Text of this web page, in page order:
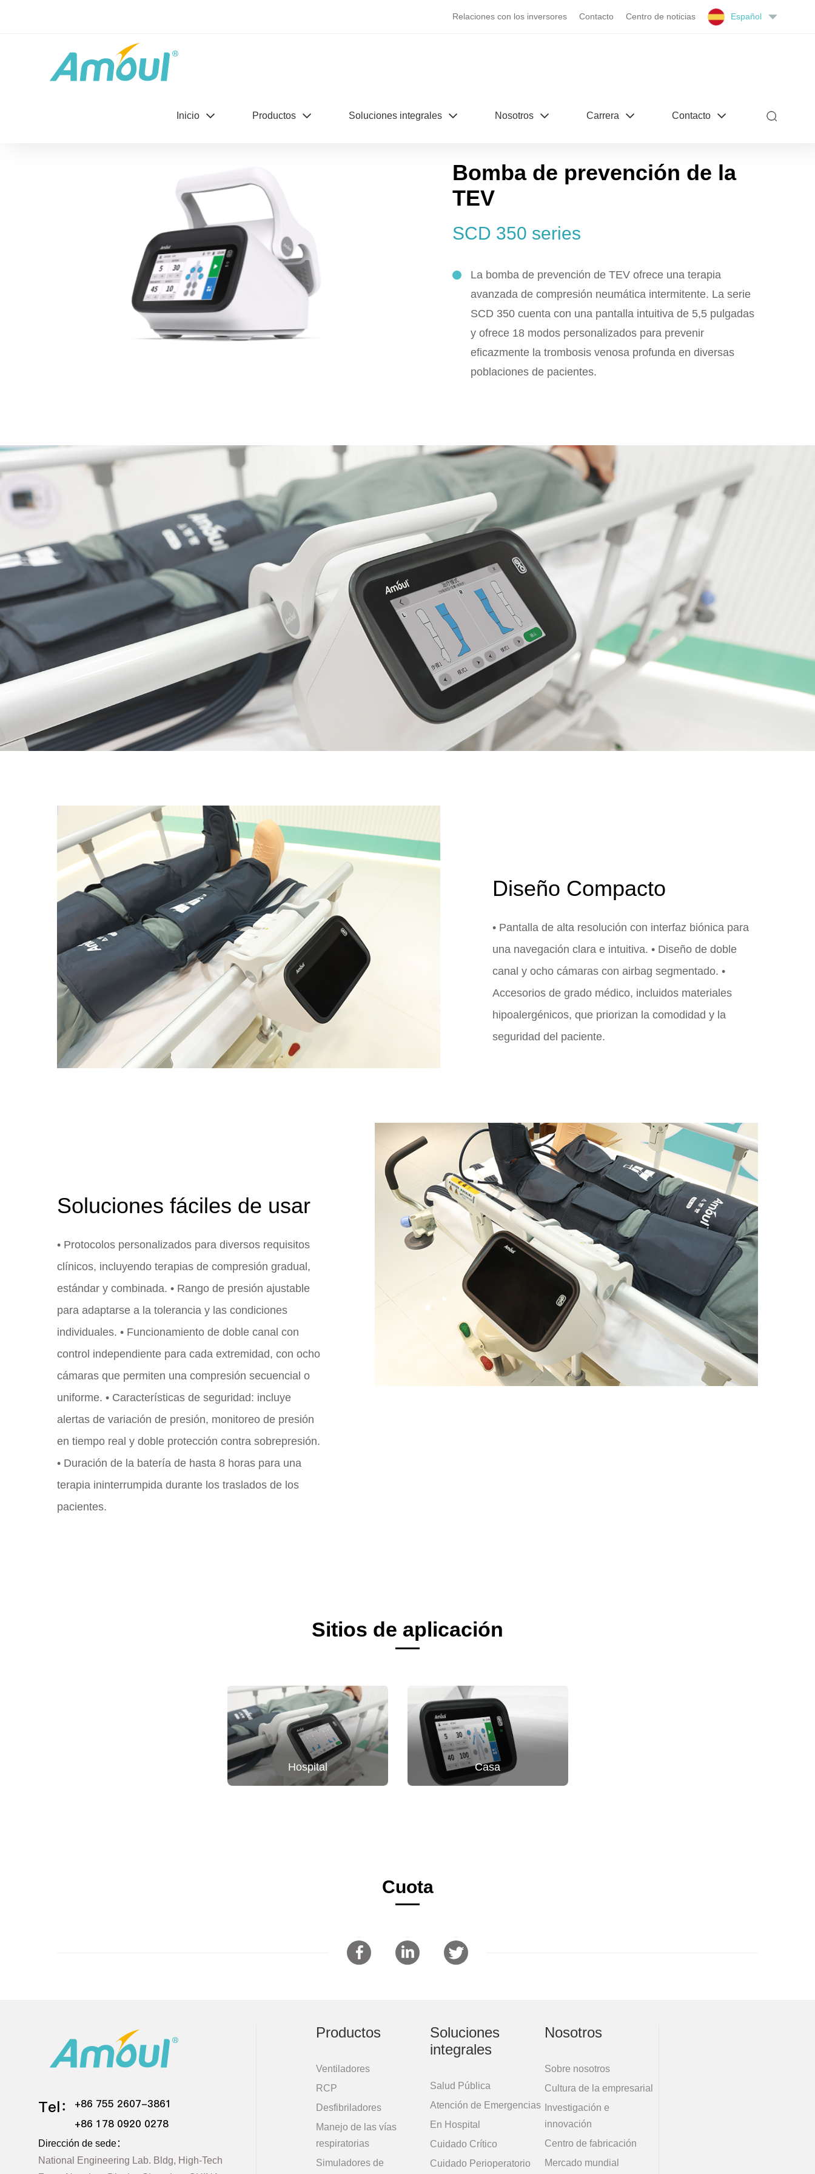
Relaciones con los inversores Contacto Centro de noticias Español
Inicio Productos Soluciones integrales Nosotros Carrera Contacto
Bomba de prevención de la
TEV
SCD 350 series
La bomba de prevención de TEV ofrece una terapia
avanzada de compresión neumática intermitente. La serie
SCD 350 cuenta con una pantalla intuitiva de 5,5 pulgadas
y ofrece 18 modos personalizados para prevenir
eficazmente la trombosis venosa profunda en diversas
poblaciones de pacientes.
Diseño Compacto
• Pantalla de alta resolución con interfaz biónica para
una navegación clara e intuitiva. • Diseño de doble
canal y ocho cámaras con airbag segmentado. •
Accesorios de grado médico, incluidos materiales
hipoalergénicos, que priorizan la comodidad y la
seguridad del paciente.
Soluciones fáciles de usar
• Protocolos personalizados para diversos requisitos
clínicos, incluyendo terapias de compresión gradual,
estándar y combinada. • Rango de presión ajustable
para adaptarse a la tolerancia y las condiciones
individuales. • Funcionamiento de doble canal con
control independiente para cada extremidad, con ocho
cámaras que permiten una compresión secuencial o
uniforme. • Características de seguridad: incluye
alertas de variación de presión, monitoreo de presión
en tiempo real y doble protección contra sobrepresión.
• Duración de la batería de hasta 8 horas para una
terapia ininterrumpida durante los traslados de los
pacientes.
Sitios de aplicación
Hospital Casa
Cuota
Tel：
+86 755 2607-3861
+86 178 0920 0278
Dirección de sede：
National Engineering Lab. Bldg, High-Tech
Productos
Ventiladores
RCP
Desfibriladores
Manejo de las vías
respiratorias
Simuladores de
Soluciones
integrales
Salud Pública
Atención de Emergencias
En Hospital
Cuidado Crítico
Cuidado Perioperatorio
Nosotros
Sobre nosotros
Cultura de la empresarial
Investigación e
innovación
Centro de fabricación
Mercado mundial